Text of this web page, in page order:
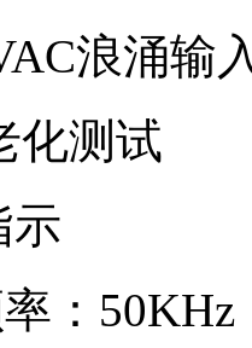
浪涌输
化测试
示
：50KHz